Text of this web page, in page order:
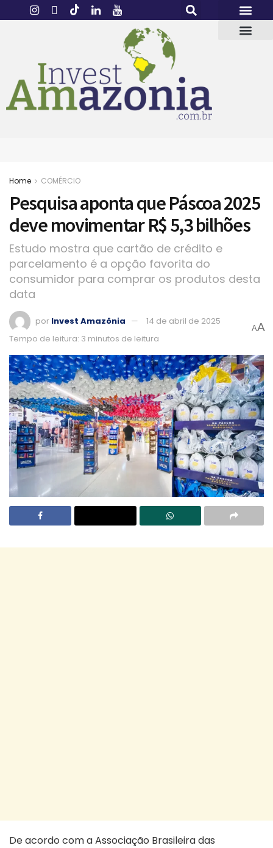
Home COMÉRCIO
Pesquisa aponta que Páscoa 2025
deve movimentar R$ 5,3 bilhões
Estudo mostra que cartão de crédito e
parcelamento é a opção favorita do
consumidor para comprar os produtos desta
data
por Invest Amazônia
14 de abril de 2025
Tempo de leitura: 3 minutos de leitura
AA
De acordo com a Associação Brasileira das